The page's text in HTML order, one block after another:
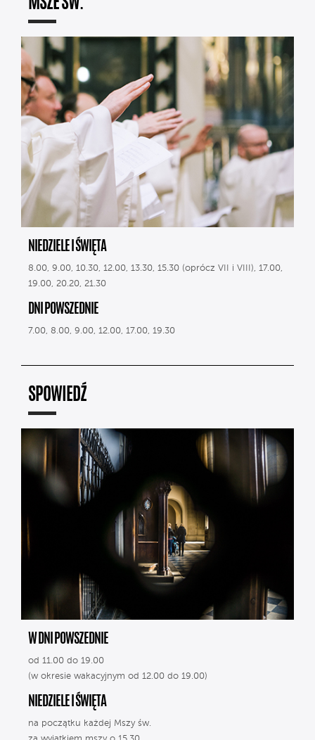
MSZE ŚW.
NIEDZIELE I ŚWIĘTA
8.00, 9.00, 10.30, 12.00, 13.30, 15.30 (oprócz VII i VIII), 17.00,
19.00, 20.20, 21.30
DNI POWSZEDNIE
7.00, 8.00, 9.00, 12.00, 17.00, 19.30
SPOWIEDŹ
W DNI POWSZEDNIE
od 11.00 do 19.00
(w okresie wakacyjnym od 12.00 do 19.00)
NIEDZIELE I ŚWIĘTA
na początku każdej Mszy św.